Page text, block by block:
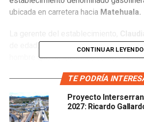
ubicada en carretera hacia Matehuala.
de edad, comentó que recibió una
hombre que se identificó comoel
bancario por$68,000
CONTINUAR LEYENDO
TE PODRÍA
Proyecto
2027: Ricardo